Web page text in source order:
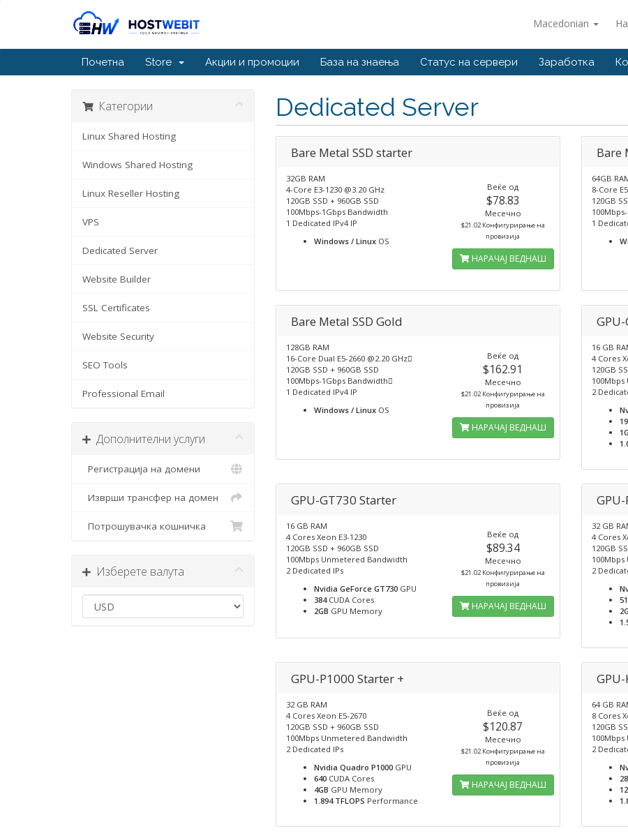
Macedonian
Почетна Store Акции и промоции База на знаења Статус на сервери Заработка
Категории
Linux Shared Hosting
Windows Shared Hosting
Linux Reseller Hosting
VPS
Dedicated Server
Website Builder
SSL Certificates
Website Security
SEO Tools
Professional Email
Дополнителни услуги
Регистрација на домени
Изврши трансфер на домен
Потрошувачка кошничка
Изберете валута
Dedicated Server
Bare Metal SSD starter
32GB RAM
4-Core E3-1230 @3.20 GHz
120GB SSD + 960GB SSD
100Mbps-1Gbps Bandwidth
1 Dedicated IPv4 IP
Windows / LinuxOS
Веќе од
$78.83
Месечно
$21.02 Конфигурирање на
провизија
НАРАЧАЈ ВЕДНАШ
Bare
64GB
8-Core
120GB
1
Bare Metal SSD Gold
128GB RAM
16-Core Dual E5-2660 @2.20 GHz
120GB SSD + 960GB SSD
100Mbps-1Gbps Bandwidth
1 Dedicated IPv4 IP
Windows / LinuxOS
Веќе од
$162.91
Месечно
$21.02 Конфигурирање на
провизија
НАРАЧАЈ ВЕДНАШ
16 GB
4 Cores
120GB
2
GPU-GT730 Starter
16 GB RAM
4 Cores Xeon E3-1230
120GB SSD + 960GB SSD
100Mbps Unmetered Bandwidth
2 Dedicated IPs
Nvidia GeForce GT730GPU
384CUDA Cores
2GB GPU Memory
Веќе од
$89.34
Месечно
$21.02 Конфигурирање на
провизија
НАРАЧАЈ ВЕДНАШ
32 GB
4 Cores
120GB
2
GPU-P1000 Starter +
32 GB RAM
4 Cores Xeon E5-2670
120GB SSD + 960GB SSD
100Mbps Unmetered Bandwidth
2 Dedicated IPs
Nvidia Quadro P1000GPU
640CUDA Cores
4GB GPU Memory
1.894 TFLOPS Performance
Веќе од
$120.87
Месечно
$21.02 Конфигурирање на
провизија
НАРАЧАЈ ВЕДНАШ
64 GB
8 Cores
120GB
2